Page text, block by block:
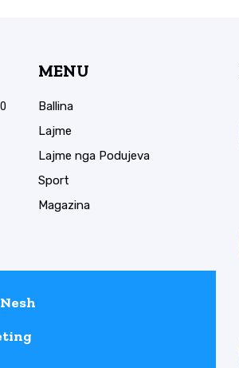
MENU
Ballina
Lajme
Lajme nga Podujeva
Sport
Magazina